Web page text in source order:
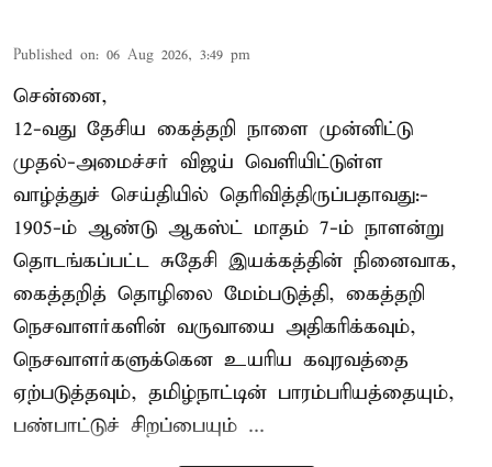
Published on: 06 Aug 2026, 3:49 pm
சென்னை,
12-வது தேசிய கைத்தறி நாளை முன்னிட்டு
முதல்-அமைச்சர் விஜய் வெளியிட்டுள்ள
வாழ்த்துச் செய்தியில் தெரிவித்திருப்பதாவது:-
1905-ம் ஆண்டு ஆகஸ்ட் மாதம் 7-ம் நாளன்று
தொடங்கப்பட்ட சுதேசி இயக்கத்தின் நினைவாக,
கைத்தறித் தொழிலை மேம்படுத்தி, கைத்தறி
நெசவாளர்களின் வருவாயை அதிகரிக்கவும்,
நெசவாளர்களுக்கென உயரிய கவுரவத்தை
ஏற்படுத்தவும், தமிழ்நாட்டின் பாரம்பரியத்தையும்,
பண்பாட்டுச் சிறப்பையும் ...